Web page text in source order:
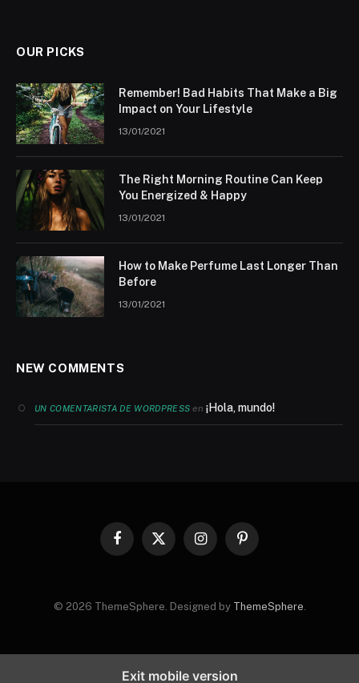
OUR PICKS
Remember! Bad Habits That Make a Big
Impact on Your Lifestyle
13/01/2021
The Right Morning Routine Can Keep
You Energized & Happy
13/01/2021
How to Make Perfume Last Longer Than
Before
13/01/2021
NEW COMMENTS
UN COMENTARISTA DE WORDPRESS en¡Hola, mundo!
Facebook
X
InstagramPinterest
© 2026 ThemeSphere. Designed by ThemeSphere.
Exit mobile version